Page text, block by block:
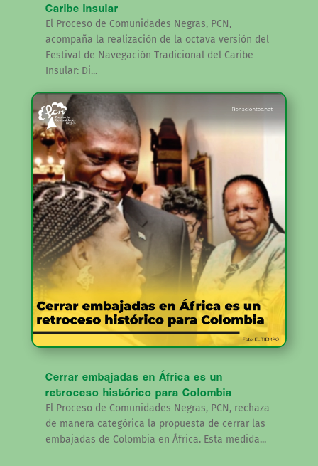
Caribe Insular
El Proceso de Comunidades Negras, PCN,
acompaña la realización de la octava versión del
Festival de Navegación Tradicional del Caribe
Insular: Di...
Cerrar embajadas en África es un
retroceso histórico para Colombia
El Proceso de Comunidades Negras, PCN, rechaza
de manera categórica la propuesta de cerrar las
embajadas de Colombia en África. Esta medida...